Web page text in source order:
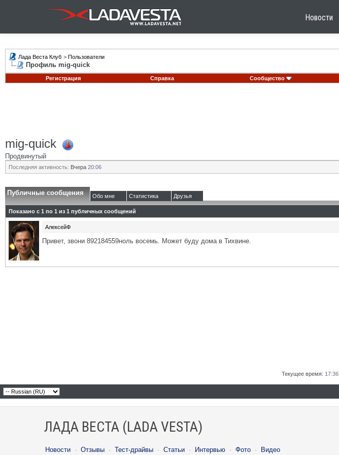
Новости
Лада Веста Клуб > Пользователи
Профиль mig-quick
Регистрация
Справка Сообщество
mig-quick
Продвинутый
Последняя активность: Вчера 20:06
Публичные сообщения Обо мне Статистика Друзья
Показано с 1 по 1 из 1 публичных сообщений
АлексейФ
Привет, звони 892184559ноль восемь. Может буду дома в Тихвине.
Текущее время: 17:36
ЛАДА ВЕСТА (LADA VESTA)
Новости · Отзывы · Тест-драйвы · Статьи · Интервью · Фото · Видео